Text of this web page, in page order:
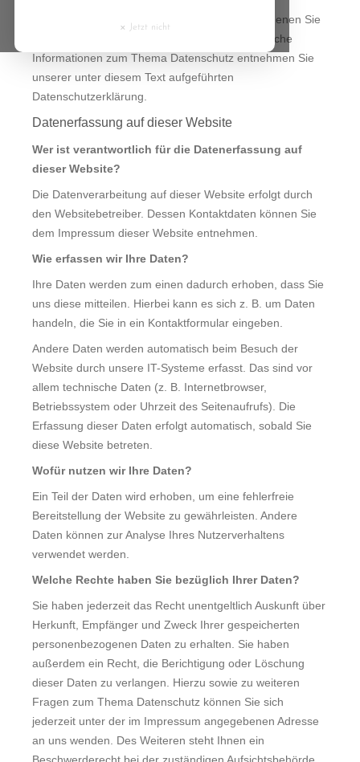
Personenbezogene Daten sind alle Daten, mit denen Sie
persönlich identifiziert werden können. Ausführliche
Informationen zum Thema Datenschutz entnehmen Sie
unserer unter diesem Text aufgeführten
Datenschutzerklärung.
Datenerfassung auf dieser Website
Wer ist verantwortlich für die Datenerfassung auf
dieser Website?
Die Datenverarbeitung auf dieser Website erfolgt durch
den Websitebetreiber. Dessen Kontaktdaten können Sie
dem Impressum dieser Website entnehmen.
Wie erfassen wir Ihre Daten?
Ihre Daten werden zum einen dadurch erhoben, dass Sie
uns diese mitteilen. Hierbei kann es sich z. B. um Daten
handeln, die Sie in ein Kontaktformular eingeben.
Andere Daten werden automatisch beim Besuch der
Website durch unsere IT-Systeme erfasst. Das sind vor
allem technische Daten (z. B. Internetbrowser,
Betriebssystem oder Uhrzeit des Seitenaufrufs). Die
Erfassung dieser Daten erfolgt automatisch, sobald Sie
diese Website betreten.
Wofür nutzen wir Ihre Daten?
Ein Teil der Daten wird erhoben, um eine fehlerfreie
Bereitstellung der Website zu gewährleisten. Andere
Daten können zur Analyse Ihres Nutzerverhaltens
verwendet werden.
Welche Rechte haben Sie bezüglich Ihrer Daten?
Sie haben jederzeit das Recht unentgeltlich Auskunft über
Herkunft, Empfänger und Zweck Ihrer gespeicherten
personenbezogenen Daten zu erhalten. Sie haben
außerdem ein Recht, die Berichtigung oder Löschung
dieser Daten zu verlangen. Hierzu sowie zu weiteren
Fragen zum Thema Datenschutz können Sie sich
jederzeit unter der im Impressum angegebenen Adresse
an uns wenden. Des Weiteren steht Ihnen ein
Beschwerderecht bei der zuständigen Aufsichtsbehörde
Czech Republic
Denmark
France
Greece
Hungary
Ireland
Italia
Latvia
Lithuania
Luxembourg
Macedonia
Malta
Montenegro
Netherlands
× Jetzt nicht